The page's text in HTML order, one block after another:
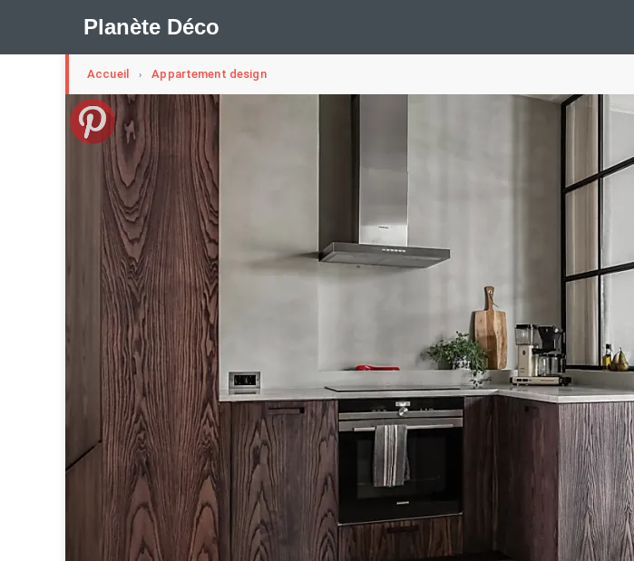
Planète Déco
🛍︎ Shop Planète Déco ℹ︎ À propos
Appartement Design Design Suédois En Quelques Photos
Méli-Mélo Suédois
Tendance Interieurs Scandinaves La Décoration
Maison Appartement Écologique
Maison Container/container House
Question De Style
Renovation Revue De Week End Tiny House
Accueil › Appartement design